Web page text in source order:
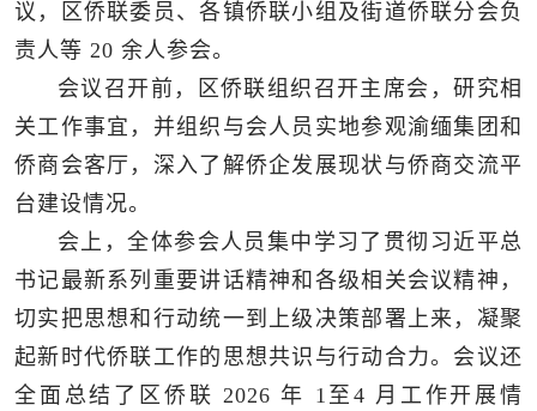
议，区侨联委员、各镇侨联小组及街道侨联分会负
责人等 20 余人参会。
会议召开前，区侨联组织召开主席会，研究相
关工作事宜，并组织与会人员实地参观渝缅集团和
侨商会客厅，深入了解侨企发展现状与侨商交流平
台建设情况。
会上，全体参会人员集中学习了贯彻习近平总
书记最新系列重要讲话精神和各级相关会议精神，
切实把思想和行动统一到上级决策部署上来，凝聚
起新时代侨联工作的思想共识与行动合力。会议还
全面总结了区侨联 2026 年 1至4 月工作开展情